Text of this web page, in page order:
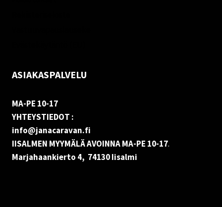
ASIAKASPALVELU
MA-PE 10-17
YHTEYSTIEDOT :
info@janacaravan.fi
IISALMEN MYYMÄLÄ AVOINNA MA-PE 10-17.
Marjahaankierto 4, 74130 Iisalmi